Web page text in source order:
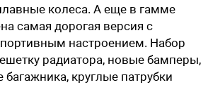
колеса. А еще в гамме
самая дорогая версия с
настроением. Набор
радиатора, новые бамперы,
круглые патрубки